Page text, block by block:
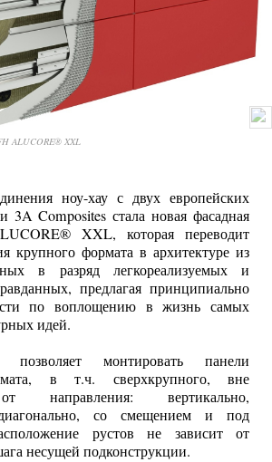
ALUCORE® XXL
ноу-хау с двух европейских
Composites стала новая фасадная
XXL, которая переводит
крупного формата в архитектуре из
в разряд легкореализуемых и
предлагая принципиально
по воплощению в жизнь самых
идей.
монтировать панели
в т.ч. сверхкрупного, вне
направления: вертикально,
диагонально, со смещением и под
рустов не зависит от
несущей подконструкции.